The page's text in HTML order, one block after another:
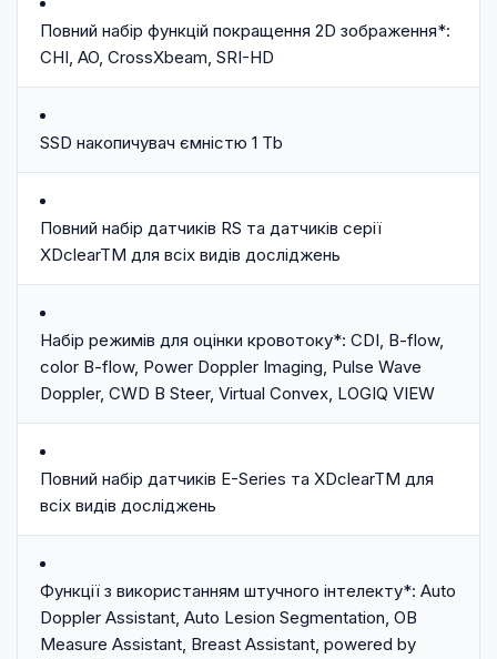
Повний набір функцій покращення 2D зображення*:
CHI, AO, CrossXbeam, SRI-HD
SSD накопичувач ємністю 1 Tb
Повний набір датчиків RS та датчиків серії
XDclearTM для всіх видів досліджень
Набір режимів для оцінки кровотоку*: CDI, B-flow,
color B-flow, Power Doppler Imaging, Pulse Wave
Doppler, CWD B Steer, Virtual Convex, LOGIQ VIEW
Повний набір датчиків E-Series та XDclearTM для
всіх видів досліджень
Функції з використанням штучного інтелекту*: Auto
Doppler Assistant, Auto Lesion Segmentation, OB
Measure Assistant, Breast Assistant, powered by